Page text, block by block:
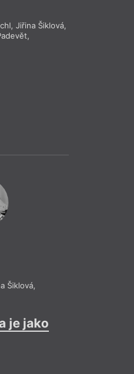
,Jiřina Šiklová,
,
Šiklová,
je jako